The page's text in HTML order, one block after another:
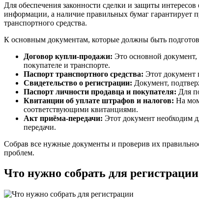
Для обеспечения законности сделки и защиты
информации, а наличие правильных бумаг гарантирует
транспортного средства.
К основным документам, которые должны быть
Договор купли-продажи: Это основной
покупателе и транспорте.
Паспорт транспортного средства: Этот документ
Свидетельство о регистрации: Документ,
Паспорт личности продавца и покупателя: Для
Квитанции об уплате штрафов и налогов: На
соответствующими квитанциями.
Акт приёма-передачи: Этот документ необходим
передачи.
Собрав все нужные документы и проверив их
проблем.
Что нужно собрать для регистрации